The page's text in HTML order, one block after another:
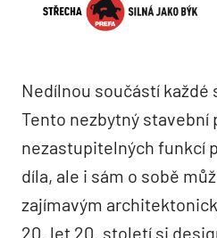
Nedílnou součástí každé
Tento nezbytný stavební
nezastupitelných funkcí
díla, ale i sám o sobě
zajímavým
20. let 20. století si